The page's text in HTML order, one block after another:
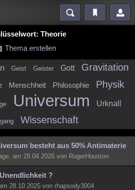
Videos
Politik
Orte Literatur
Gruppen Gaming
Theorie
Thema erstellen
Geist Geister Gott Gravitation
Menschheit Philosophie Physik
Universum Urknall
Wissenschaft
besteht aus 50% Antimaterie
am 28.04.2026 von RogerHouston
?
28.10.2025 von rhapsody3004